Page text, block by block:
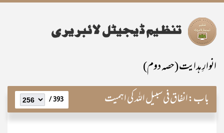
انوارِ ہدایت (حصہ دوم)
باب:انفاق فی سبیل اللہ کی اہمیت 393 /